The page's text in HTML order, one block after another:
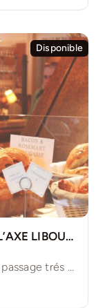
Disponible
BOULANGERIE À VENDRE SUR L’AXE LIBOURNE BORDEAUX
Boulangerie á vendre sur un axe de passage trés passant, [...]